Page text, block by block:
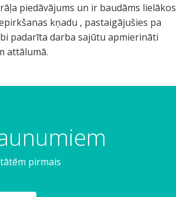
piedāvājums un ir baudāms lielākos
kņadu , pastaigājušies pa
padarīta darba sajūtu apmierināti
attālumā.
pirmais